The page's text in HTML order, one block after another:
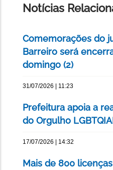
Notícias
Comemorações do
Barreiro será
domingo (2)
31/07/2026 | 11:23
Prefeitura apoia a
do Orgulho
17/07/2026 | 14:32
Mais de 800